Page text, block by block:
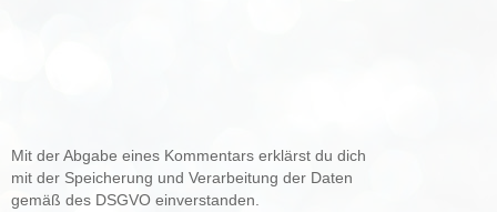
Mit der Abgabe eines Kommentars erklärst du dich
mit der Speicherung und Verarbeitung der Daten
gemäß des DSGVO einverstanden.